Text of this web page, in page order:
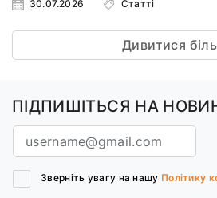
30.07.2026 Статті
Дивитися
ПІДПИШІТЬСЯ НА
Зверніть увагу на нашу Політику